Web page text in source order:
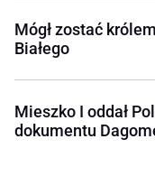
Mógł zostać
Białego
Mieszko I oddał
dokumentu